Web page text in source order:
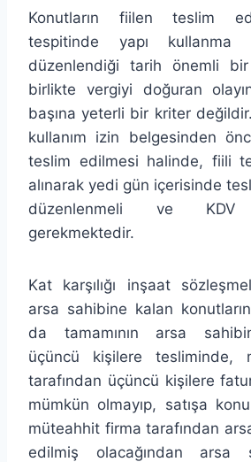
Konutların fiilen teslim
tespitinde yapı kullanma
düzenlendiği tarih önemli
birlikte vergiyi doğuran
başına yeterli bir kriter değildir.
kullanım izin belgesinden
teslim edilmesi halinde, fiili
alınarak yedi gün içerisinde
düzenlenmeli ve KDV
gerekmektedir.
Kat karşılığı inşaat
arsa sahibine kalan
da tamamının arsa
üçüncü kişilere tesliminde,
tarafından üçüncü kişilere
mümkün olmayıp, satışa
müteahhit firma tarafından
edilmiş olacağından arsa